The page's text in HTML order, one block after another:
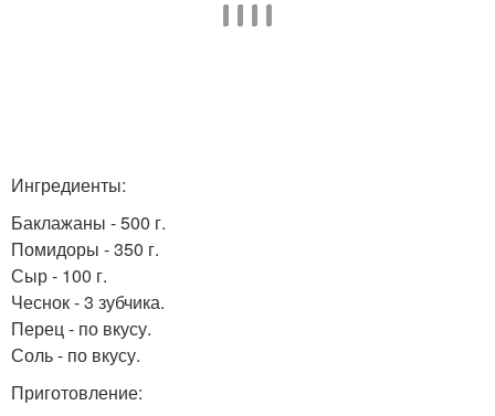
Ингредиенты:
Баклажаны - 500 г.
Помидоры - 350 г.
Сыр - 100 г.
Чеснок - 3 зубчика.
Перец - по вкусу.
Соль - по вкусу.
Приготовление: